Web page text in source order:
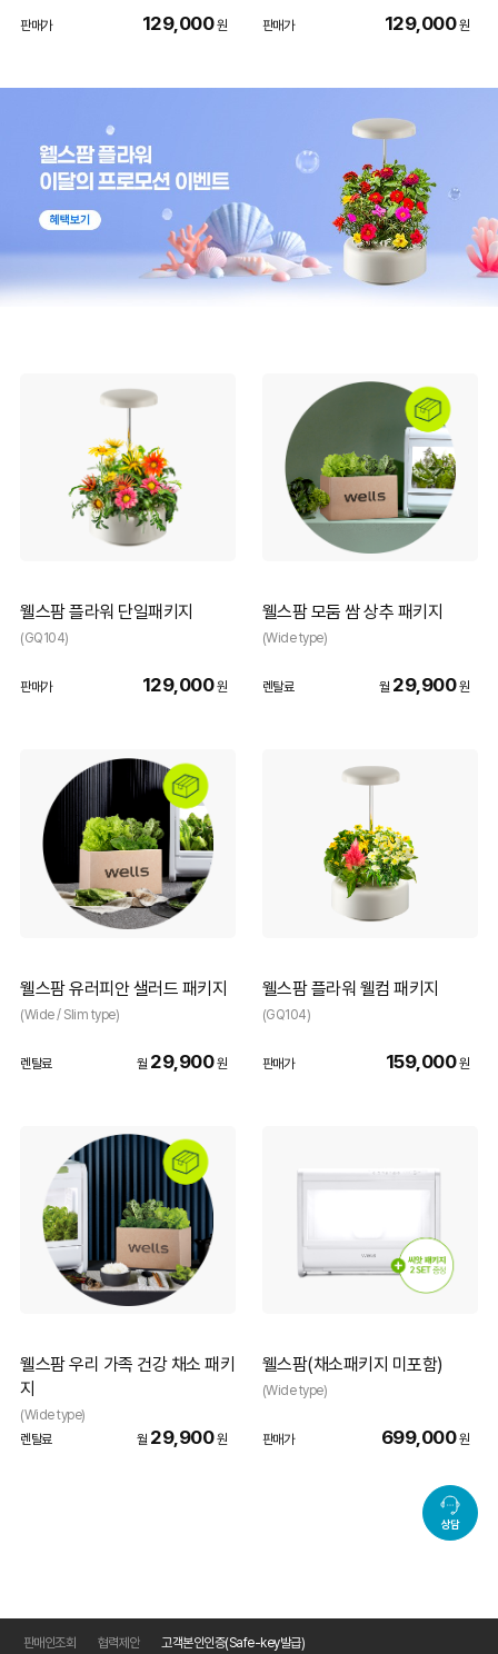
판매가 129,000 원 판매가 129,000 원
웰스팜 플라워 단일패키지
(GQ104)
판매가 129,000 원
웰스팜 모둠 쌈 상추 패키지
(Wide type)
렌탈료 월 29,900 원
웰스팜 유러피안 샐러드 패키지
(Wide / Slim type)
렌탈료 월 29,900 원
웰스팜 플라워 웰컴 패키지
(GQ104)
판매가 159,000 원
웰스팜 우리 가족 건강 채소 패키
지
(Wide type)
렌탈료
월 29,900 원
웰스팜(채소패키지 미포함)
(Wide type)
판매가 699,000 원
상담
판매인조회 협력제안 고객본인인증(Safe-key발급)